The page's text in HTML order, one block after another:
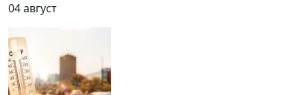
04 август